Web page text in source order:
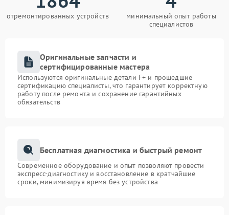
отремонтированных устройств
минимальный опыт работы
специалистов
Оригинальные запчасти и
сертифицированные мастера
Используются оригинальные детали F+ и прошедшие
сертификацию специалисты, что гарантирует корректную
работу после ремонта и сохранение гарантийных
обязательств
Бесплатная диагностика и быстрый ремонт
Современное оборудование и опыт позволяют провести
экспресс-диагностику и восстановление в кратчайшие
сроки, минимизируя время без устройства